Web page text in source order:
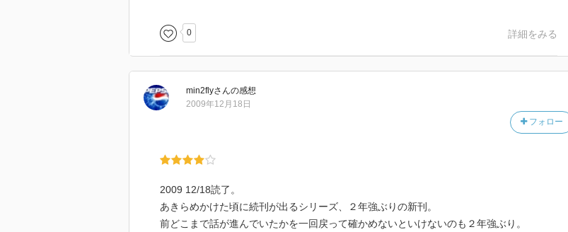
0 詳細をみる
min2flyさんの感想
フォロー
2009年12月18日
2009 12/18読了。
あきらめかけた頃に続刊が出るシリーズ、２年強ぶりの新刊。
前どこまで話が進んでいたかを一回戻って確かめないといけないのも２年強ぶり。